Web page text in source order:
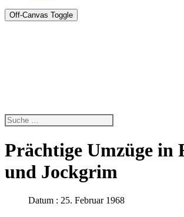
Off-Canvas Toggle
Prächtige Umzüge in
und Jockgrim
Datum : 25. Februar 1968